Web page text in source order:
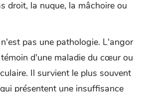
droit, la nuque, la mâchoire ou
pas une pathologie. L'angor
d'une maladie du cœur ou
Il survient le plus souvent
présentent une insuffisance